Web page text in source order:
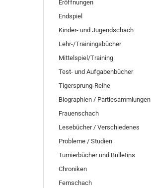
Eröffnungen
Endspiel
Kinder- und Jugendschach
Lehr-/Trainingsbücher
Mittelspiel/Training
Test- und Aufgabenbücher
Tigersprung-Reihe
Biographien / Partiesammlungen
Frauenschach
Lesebücher / Verschiedenes
Probleme / Studien
Turnierbücher und Bulletins
Chroniken
Fernschach